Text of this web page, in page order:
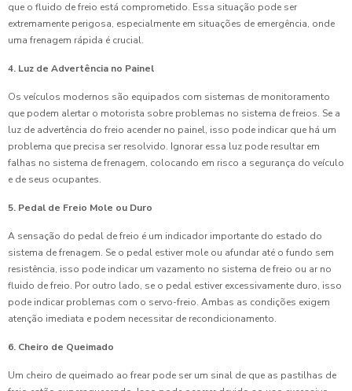
que o fluido de freio está comprometido. Essa situação pode ser
extremamente perigosa, especialmente em situações de emergência, onde
uma frenagem rápida é crucial.
4. Luz de Advertência no Painel
Os veículos modernos são equipados com sistemas de monitoramento
que podem alertar o motorista sobre problemas no sistema de freios. Se a
luz de advertência do freio acender no painel, isso pode indicar que há um
problema que precisa ser resolvido. Ignorar essa luz pode resultar em
falhas no sistema de frenagem, colocando em risco a segurança do veículo
e de seus ocupantes.
5. Pedal de Freio Mole ou Duro
A sensação do pedal de freio é um indicador importante do estado do
sistema de frenagem. Se o pedal estiver mole ou afundar até o fundo sem
resistência, isso pode indicar um vazamento no sistema de freio ou ar no
fluido de freio. Por outro lado, se o pedal estiver excessivamente duro, isso
pode indicar problemas com o servo-freio. Ambas as condições exigem
atenção imediata e podem necessitar de recondicionamento.
6. Cheiro de Queimado
Um cheiro de queimado ao frear pode ser um sinal de que as pastilhas de